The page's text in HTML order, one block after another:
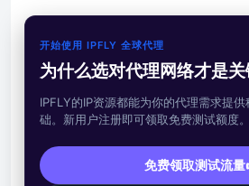
开始使用 IPFLY 全球代理
为什么选对代理网络才是关
IPFLY的IP资源都能为你的代理需求提
础。新用户注册即可领取免费测试额度。
免费领取测试流